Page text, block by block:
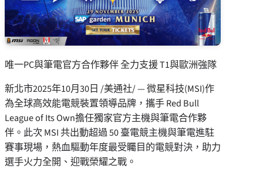
唯一PC與筆電官方合作夥伴 全力支援 T1與歐洲強隊
新北市2025年10月30日 /美通社/ — 微星科技(MSI)作
為全球高效能電競裝置領導品牌，攜手Red Bull
Leagueof Its Own擔任獨家官方主機與筆電合作夥
伴。此次 MSI 共出動超過 50 臺電競主機與筆電進駐
賽事現場，熱血驅動年度最受矚目的電競對決，助力
選手火力全開、迎戰榮耀之戰。